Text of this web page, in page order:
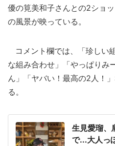
優の筧美和子さんとの2ショ
の風景が映っている。
コメント欄では、「珍しい
な組み合わせ」「やっぱりみ
ん」「ヤバい！最高の2人！
る。
生見愛瑠、
で...大人っ